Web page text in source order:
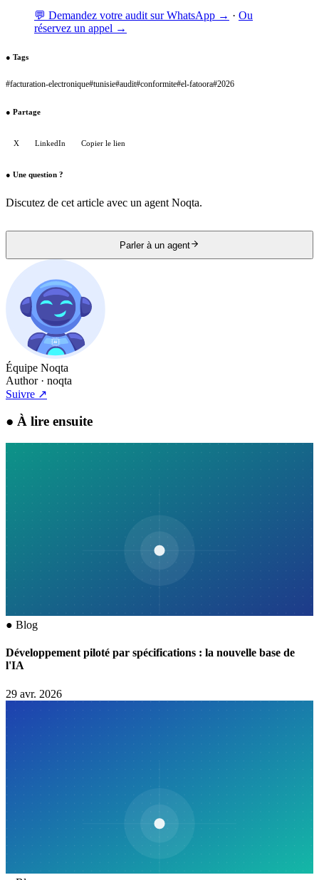
💬 Demandez votre audit sur WhatsApp → · Ou
réservez un appel →
● Tags
#facturation-electronique#tunisie#audit#conformite#el-fatoora#2026
● Partage
X LinkedIn Copier le lien
● Une question ?
Discutez de cet article avec un agent Noqta.
Parler à un agent
Équipe Noqta
Author· noqta
Suivre ↗
● À lire ensuite
● Blog
Développement piloté par spécifications : la nouvelle base de
l'IA
29 avr. 2026